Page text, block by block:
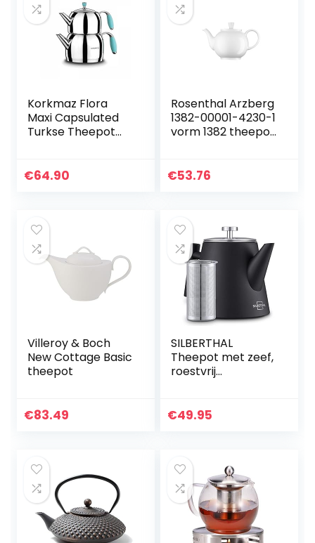
Korkmaz Flora
Maxi Capsulated
Turkse Theepot
& 2 liter, lichtblauw
€64.90
Rosenthal Arzberg
1382-00001-4230-1
vorm 1382 theepot
€53.76
Villeroy & Boch
New Cottage Basic
theepot
€83.49
SILBERTHAL
Theepot met zeef,
roestvrij
zwart
€49.95